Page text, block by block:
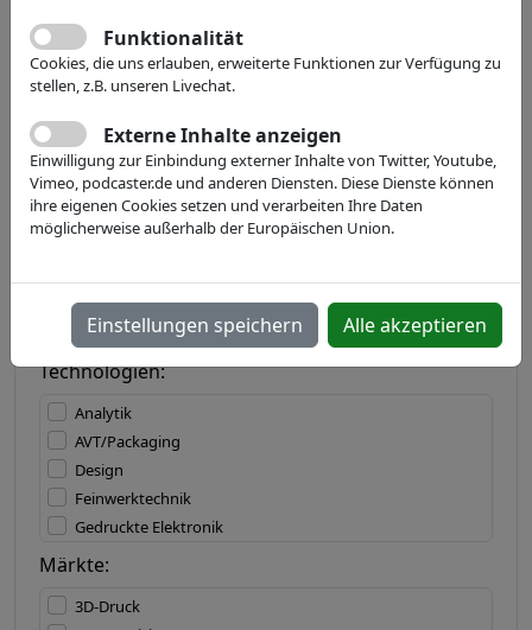
Volltext:
Land:
Technologien:
Analytik
AVT/Packaging
Design
Feinwerktechnik
Gedruckte Elektronik
IT/Software
Materialbearbeitung
Märkte:
3D-Druck
Funktionalität
Cookies, die uns erlauben, erweiterte Funktionen zur Verfügung zu
stellen, z.B. unseren Livechat.
Externe Inhalte anzeigen
Einwilligung zur Einbindung externer Inhalte von Twitter, Youtube,
Vimeo, podcaster.de und anderen Diensten. Diese Dienste können
ihre eigenen Cookies setzen und verarbeiten Ihre Daten
möglicherweise außerhalb der Europäischen Union.
Einstellungen speichern Alle akzeptieren